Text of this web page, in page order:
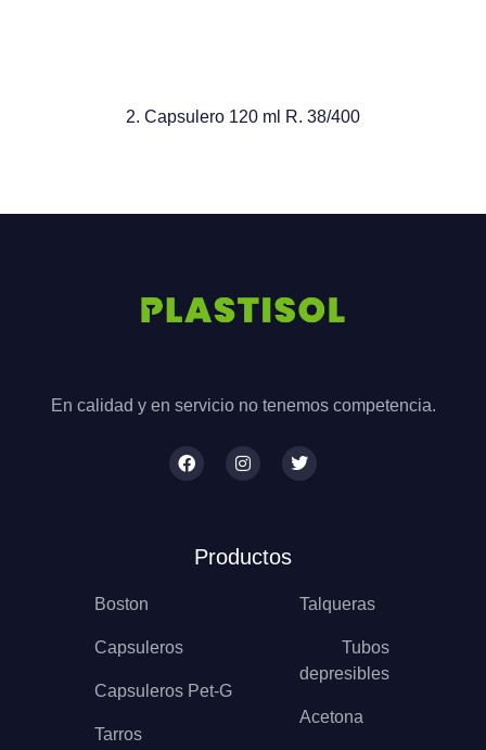
2. Capsulero 120 ml R. 38/400
En calidad y en servicio no tenemos competencia.
Productos
Boston
Capsuleros
Capsuleros Pet-G
Tarros
Talqueras
Tubos
depresibles
Acetona